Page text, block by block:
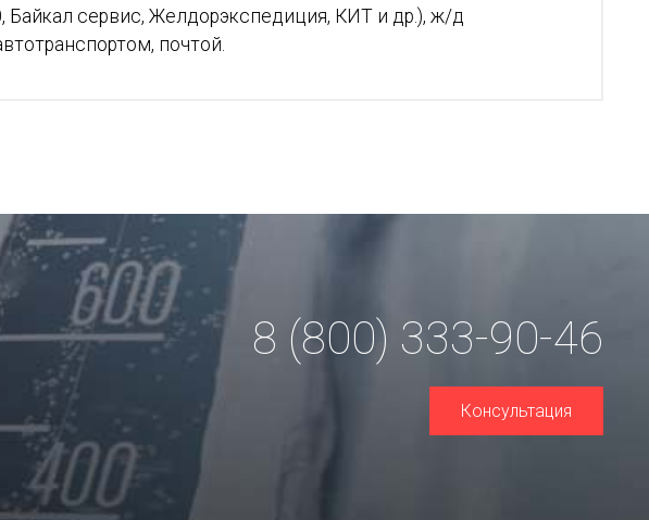
сервис, Желдорэкспедиция, КИТ и др.), ж/д
почтой.
8 (800) 333-90-46
Консультация